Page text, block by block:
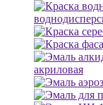
акриловая